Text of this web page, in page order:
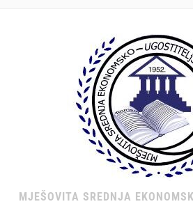
MJEŠOVITA SREDNJA